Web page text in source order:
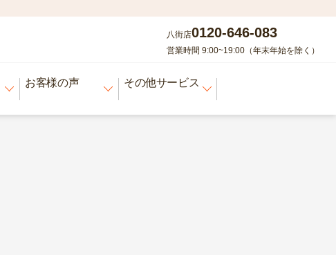
八街店0120-646-083
営業時間 9:00~19:00（年末年始を除く）
お客様の声 その他サービス